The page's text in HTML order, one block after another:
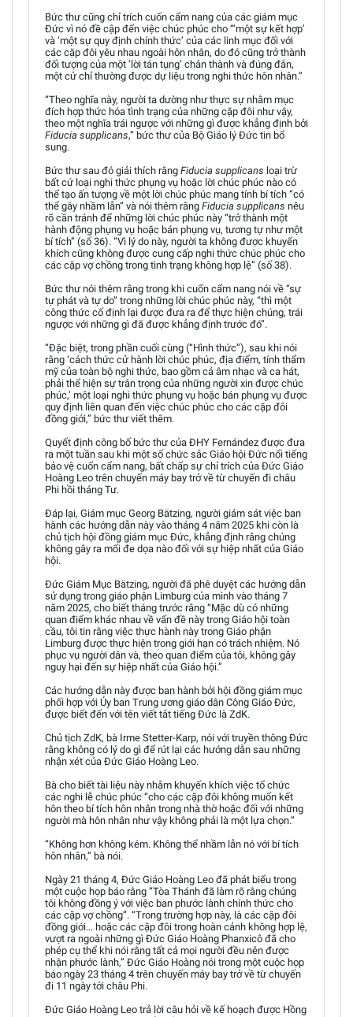
Bức thư cũng chỉ trích cuốn cẩm nang của các giám mục
Đức vì nó đề cập đến việc chúc phúc cho “‘một sự kết hợp’
và ‘một sự quy định chính thức’ của các linh mục đối với
các cặp đôi yêu nhau ngoài hôn nhân, do đó cũng trở thành
đối tượng của một ‘lời tán tụng’ chân thành và đúng đắn,
một cử chỉ thường được dự liệu trong nghi thức hôn nhân.”
“Theo nghĩa này, người ta dường như thực sự nhằm mục
đích hợp thức hóa tình trạng của những cặp đôi như vậy,
theo một nghĩa trái ngược với những gì được khẳng định bởi
Fiducia supplicans,” bức thư của Bộ Giáo lý Đức tin bổ
sung.
Bức thư sau đó giải thích rằng Fiducia supplicans loại trừ
bất cứ loại nghi thức phụng vụ hoặc lời chúc phúc nào có
thể tạo ấn tượng về một lời chúc phúc mang tính bí tích “có
thể gây nhầm lẫn” và nói thêm rằng Fiducia supplicans nêu
rõ cần tránh để những lời chúc phúc này “trở thành một
hành động phụng vụ hoặc bán phụng vụ, tương tự như một
bí tích” (số 36). “Vì lý do này, người ta không được khuyến
khích cũng không được cung cấp nghi thức chúc phúc cho
các cặp vợ chồng trong tình trạng không hợp lệ” (số 38).
Bức thư nói thêm rằng trong khi cuốn cẩm nang nói về “sự
tự phát và tự do” trong những lời chúc phúc này, “thì một
công thức cố định lại được đưa ra để thực hiện chúng, trái
ngược với những gì đã được khẳng định trước đó”.
“Đặc biệt, trong phần cuối cùng (“Hình thức”), sau khi nói
rằng ‘cách thức cử hành lời chúc phúc, địa điểm, tính thẩm
mỹ của toàn bộ nghi thức, bao gồm cả âm nhạc và ca hát,
phải thể hiện sự trân trọng của những người xin được chúc
phúc,’ một loại nghi thức phụng vụ hoặc bán phụng vụ được
quy định liên quan đến việc chúc phúc cho các cặp đôi
đồng giới,” bức thư viết thêm.
Quyết định công bố bức thư của ĐHY Fernández được đưa
ra một tuần sau khi một số chức sắc Giáo hội Đức nổi tiếng
bảo vệ cuốn cẩm nang, bất chấp sự chỉ trích của Đức Giáo
Hoàng Leo trên chuyến máy bay trở về từ chuyến đi châu
Phi hồi tháng Tư.
Đáp lại, Giám mục Georg Bätzing, người giám sát việc ban
hành các hướng dẫn này vào tháng 4 năm 2025 khi còn là
chủ tịch hội đồng giám mục Đức, khẳng định rằng chúng
không gây ra mối đe dọa nào đối với sự hiệp nhất của Giáo
hội.
Đức Giám Mục Bätzing, người đã phê duyệt các hướng dẫn
sử dụng trong giáo phận Limburg của mình vào tháng 7
năm 2025, cho biết tháng trước rằng “Mặc dù có những
quan điểm khác nhau về vấn đề này trong Giáo hội toàn
cầu, tôi tin rằng việc thực hành này trong Giáo phận
Limburg được thực hiện trong giới hạn có trách nhiệm. Nó
phục vụ người dân và, theo quan điểm của tôi, không gây
nguy hại đến sự hiệp nhất của Giáo hội.”
Các hướng dẫn này được ban hành bởi hội đồng giám mục
phối hợp với Ủy ban Trung ương giáo dân Công Giáo Đức,
được biết đến với tên viết tắt tiếng Đức là ZdK.
Chủ tịch ZdK, bà Irme Stetter-Karp, nói với truyền thông Đức
rằng không có lý do gì để rút lại các hướng dẫn sau những
nhận xét của Đức Giáo Hoàng Leo.
Bà cho biết tài liệu này nhằm khuyến khích việc tổ chức
các nghi lễ chúc phúc “cho các cặp đôi không muốn kết
hôn theo bí tích hôn nhân trong nhà thờ hoặc đối với những
người mà hôn nhân như vậy không phải là một lựa chọn.”
“Không hơn không kém. Không thể nhầm lẫn nó với bí tích
hôn nhân,” bà nói.
Ngày 21 tháng 4, Đức Giáo Hoàng Leo đã phát biểu trong
một cuộc họp báo rằng “Tòa Thánh đã làm rõ rằng chúng
tôi không đồng ý với việc ban phước lành chính thức cho
các cặp vợ chồng”. “Trong trường hợp này, là các cặp đôi
đồng giới… hoặc các cặp đôi trong hoàn cảnh không hợp lệ,
vượt ra ngoài những gì Đức Giáo Hoàng Phanxicô đã cho
phép cụ thể khi nói rằng tất cả mọi người đều nên được
nhận phước lành,” Đức Giáo Hoàng nói trong một cuộc họp
báo ngày 23 tháng 4 trên chuyến máy bay trở về từ chuyến
đi 11 ngày tới châu Phi.
Đức Giáo Hoàng Leo trả lời câu hỏi về kế hoạch được Hồng